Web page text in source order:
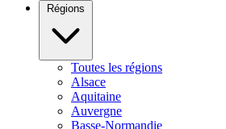
Régions
Toutes les régions
Alsace
Aquitaine
Auvergne
Basse-Normandie